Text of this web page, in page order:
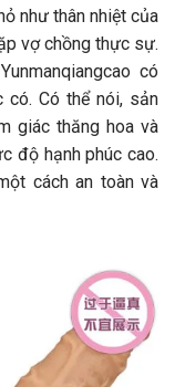
như thân nhiệt của
vợ chồng thực sự.
có
có. Có thể nói, sản
giác thăng hoa và
độ hạnh phúc cao.
cách an toàn và